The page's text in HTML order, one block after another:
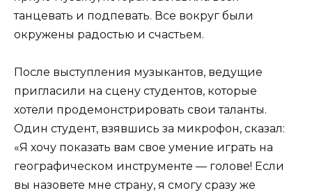
танцевать и подпевать. Все вокруг были
окружены радостью и счастьем.
После выступления музыкантов, ведущие
пригласили на сцену студентов, которые
хотели продемонстрировать свои таланты.
Один студент, взявшись за микрофон, сказал:
«Я хочу показать вам свое умение играть на
географическом инструменте — голове! Если
вы назовете мне страну, я смогу сразу же